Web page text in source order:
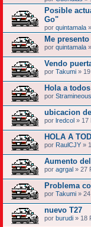
Posible
Go"
por quintamala
Me presento
por quintamala
Vendo
por Takumi »
Hola a todos
por Stramineous
ubicacion
por lredcol » 17
HOLA A
por RaulCJY »
Aumento
por agrgal » 27
Problema
por Takumi »
nuevo T27
por burudi » 18